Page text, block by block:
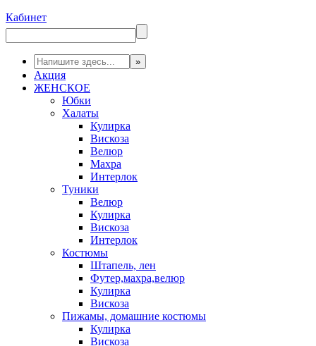
Кабинет
Акция
ЖЕНСКОЕ
Юбки
Халаты
Кулирка
Вискоза
Велюр
Махра
Интерлок
Туники
Велюр
Кулирка
Вискоза
Интерлок
Костюмы
Штапель, лен
Футер,махра,велюр
Кулирка
Вискоза
Пижамы, домашние костюмы
Кулирка
Вискоза